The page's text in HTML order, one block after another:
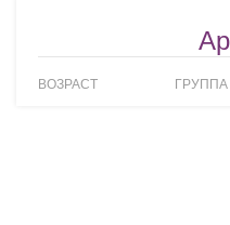
ВОЗРАСТ ГРУППА